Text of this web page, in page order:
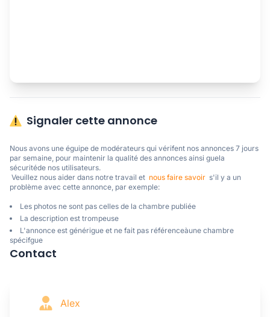
Signaler cette annonce
Nous avons une éguipe de modérateurs qui vérifent nos annonces 7 jours
par semaine, pour maintenir la qualité des annonces ainsi guela
sécuritéde nos utilisateurs.
Veuillez nous aider dans notre travail et nous faire savoir
  s'il y a un
problème avec cette annonce, par exemple:
Les photos ne sont pas celles de la chambre publiée
La description est trompeuse
L'annonce est générigue et ne fait pas référenceàune chambre
spécifgue
Contact
Alex